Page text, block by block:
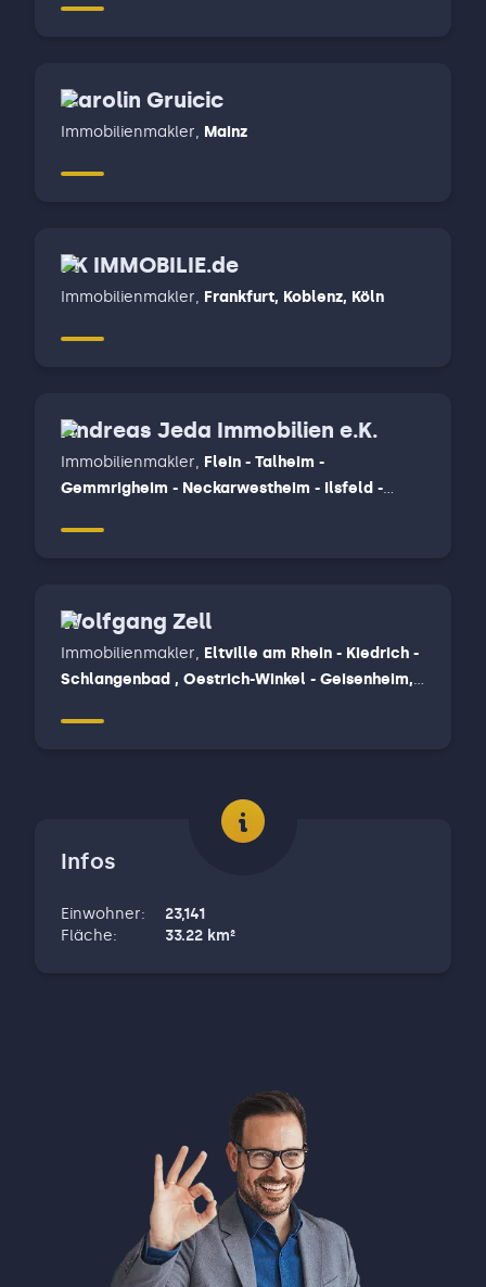
Carolin Gruicic
Immobilienmakler, Mainz
PK IMMOBILIE.de
Immobilienmakler, Frankfurt, Koblenz, Köln
Andreas Jeda Immobilien e.K.
Immobilienmakler, Flein - Talheim -
Gemmrigheim - Neckarwestheim - Ilsfeld -
Wolfgang Zell
Immobilienmakler, Eltville am Rhein - Kiedrich -
Schlangenbad , Oestrich-Winkel - Geisenheim,
Infos
Einwohner:
23,141
Fläche: 33.22 km²